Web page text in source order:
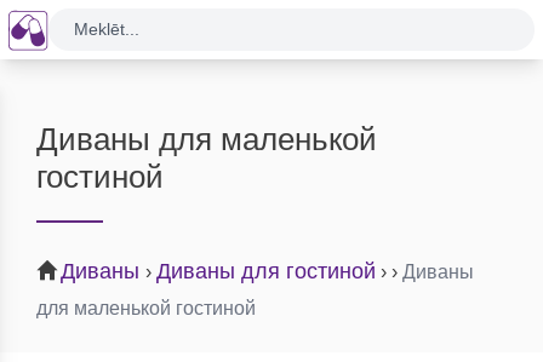
Meklēt...
Диваны для маленькой
гостиной
Диваны › Диваны для гостиной › › Диваны
для маленькой гостиной